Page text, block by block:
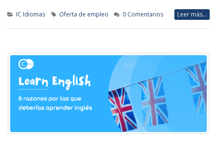
IC Idiomas Oferta de empleo 0 Comentarios Leer más...